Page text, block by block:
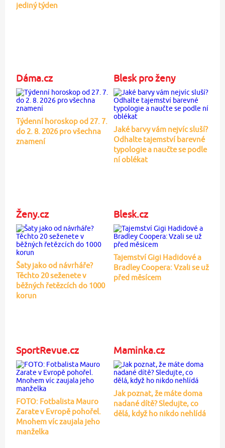
jediný týden
Dáma.cz
Týdenní horoskop od 27. 7.
do 2. 8. 2026 pro všechna
znamení
Blesk pro ženy
Jaké barvy vám nejvíc sluší?
Odhalte tajemství barevné
typologie a naučte se podle
ní oblékat
Ženy.cz
Šaty jako od návrháře?
Těchto 20 seženete v
běžných řetězcích do 1000
korun
Blesk.cz
Tajemství Gigi Hadidové a
Bradley Coopera: Vzali se už
před měsícem
SportRevue.cz
FOTO: Fotbalista Mauro
Zarate v Evropě pohořel.
Mnohem víc zaujala jeho
manželka
Maminka.cz
Jak poznat, že máte doma
nadané dítě? Sledujte, co
dělá, když ho nikdo nehlídá